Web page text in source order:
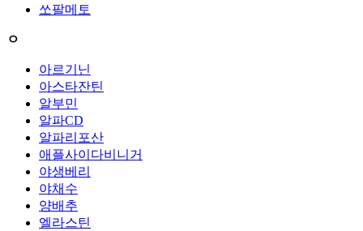
쏘팔메토
ㅇ
아르기닌
아스타잔틴
알부민
알파CD
알파리포산
애플사이다비니거
야생베리
야채수
양배추
엘라스틴